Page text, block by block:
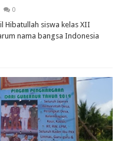
0
Hibatullah siswa kelas XII
nama bangsa Indonesia